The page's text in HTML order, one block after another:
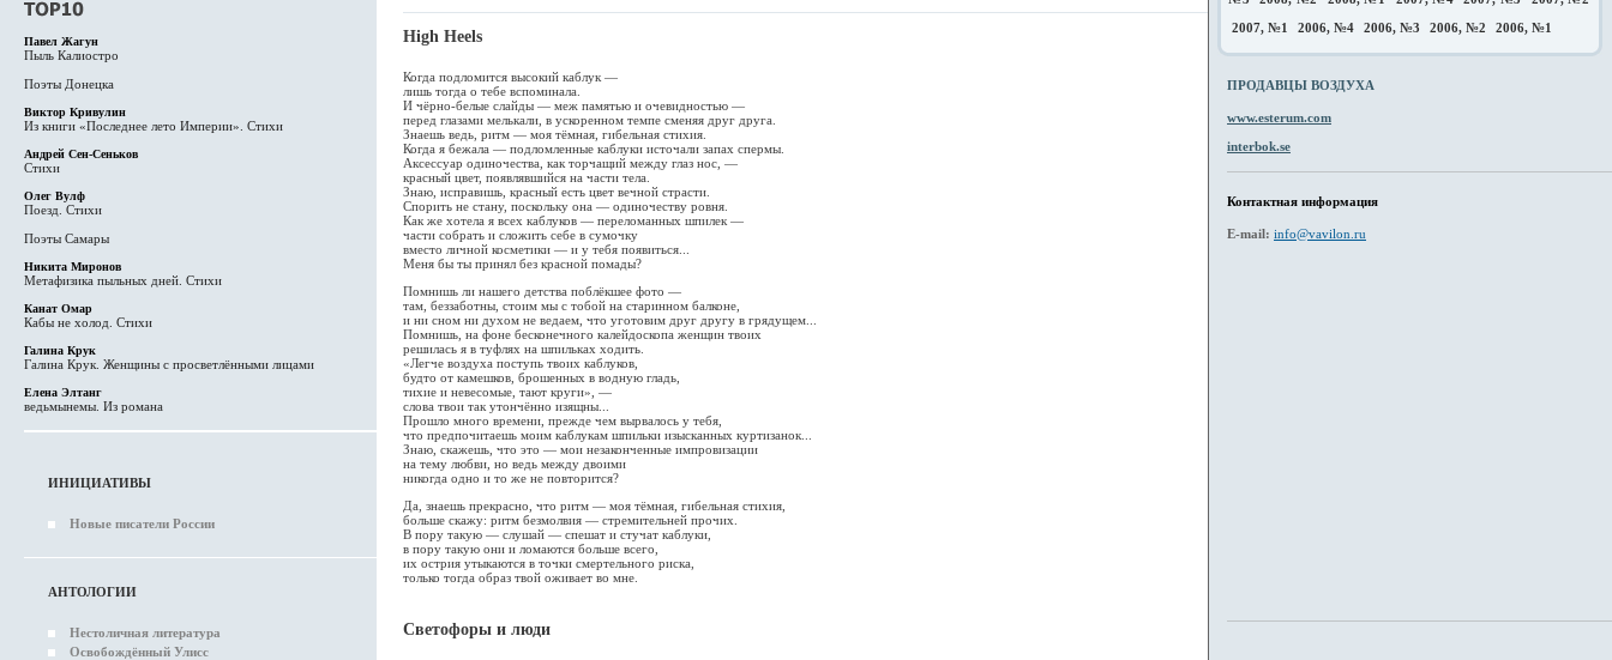
Павел Жагун
Пыль Калиостро
Поэты Донецка
Виктор Кривулин
Из книги «Последнее лето Империи». Стихи
Андрей Сен-Сеньков
Стихи
Олег Вулф
Поезд. Стихи
Поэты Самары
Никита Миронов
Метафизика пыльных дней. Стихи
Канат Омар
Кабы не холод. Стихи
Галина Крук
Галина Крук. Женщины с просветлёнными лицами
Елена Элтанг
ведьмынемы. Из романа
ИНИЦИАТИВЫ
Новые писатели России
АНТОЛОГИИ
Нестоличная литература
Освобождённый Улисс
High Heels
Когда подломится высокий каблук —
лишь тогда о тебе вспоминала.
И чёрно-белые слайды — меж памятью и очевидностью —
перед глазами мелькали, в ускоренном темпе сменяя друг друга.
Знаешь ведь, ритм — моя тёмная, гибельная стихия.
Когда я бежала — подломленные каблуки источали запах спермы.
Аксессуар одиночества, как торчащий между глаз нос, —
красный цвет, появлявшийся на части тела.
Знаю, исправишь, красный есть цвет вечной страсти.
Спорить не стану, поскольку она — одиночеству ровня.
Как же хотела я всех каблуков — переломанных шпилек —
части собрать и сложить себе в сумочку
вместо личной косметики — и у тебя появиться...
Меня бы ты принял без красной помады?
Помнишь ли нашего детства поблёкшее фото —
там, беззаботны, стоим мы с тобой на старинном балконе,
и ни сном ни духом не ведаем, что уготовим друг другу в грядущем...
Помнишь, на фоне бесконечного калейдоскопа женщин твоих
решилась я в туфлях на шпильках ходить.
«Легче воздуха поступь твоих каблуков,
будто от камешков, брошенных в водную гладь,
тихие и невесомые, тают круги», —
слова твои так утончённо изящны...
Прошло много времени, прежде чем вырвалось у тебя,
что предпочитаешь моим каблукам шпильки изысканных куртизанок...
Знаю, скажешь, что это — мои незаконченные импровизации
на тему любви, но ведь между двоими
никогда одно и то же не повторится?
Да, знаешь прекрасно, что ритм — моя тёмная, гибельная стихия,
больше скажу: ритм безмолвия — стремительней прочих.
В пору такую — слушай — спешат и стучат каблуки,
в пору такую они и ломаются больше всего,
их острия утыкаются в точки смертельного риска,
только тогда образ твой оживает во мне.
Светофоры и люди
2007, №1
2006, №4 2006, №3 2006, №2 2006, №1
ПРОДАВЦЫ ВОЗДУХА
www.esterum.com
interbok.se
Контактная информация
E-mail: info@vavilon.ru